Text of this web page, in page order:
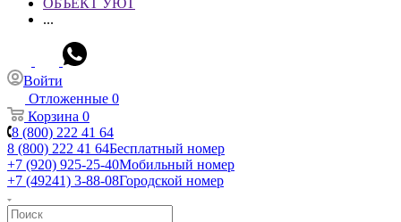
ОБЪЕКТ УЮТ
...
Войти
Отложенные 0
Корзина 0
8 (800) 222 41 64
8 (800) 222 41 64Бесплатный номер
+7 (920) 925-25-40Мобильный номер
+7 (49241) 3-88-08Городской номер